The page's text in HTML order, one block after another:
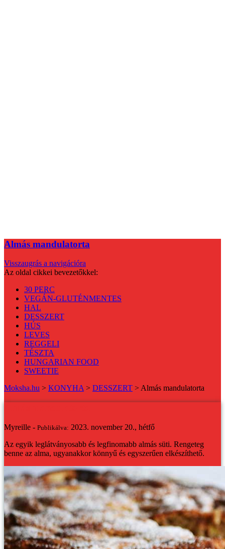
Almás mandulatorta
Visszaugrás a navigációra
Az oldal cikkei bevezetőkkel:
30 PERC
VEGÁN-GLUTÉNMENTES
HAL
DESSZERT
HÚS
LEVES
REGGELI
TÉSZTA
HUNGARIAN FOOD
SWEETIE
Moksha.hu > KONYHA> DESSZERT >Almás mandulatorta
Myreille - Publikálva: 2023. november 20., hétfő
Az egyik leglátványosabb és legfinomabb almás süti. Rengeteg
benne az alma, ugyanakkor könnyű és egyszerűen elkészíthető.